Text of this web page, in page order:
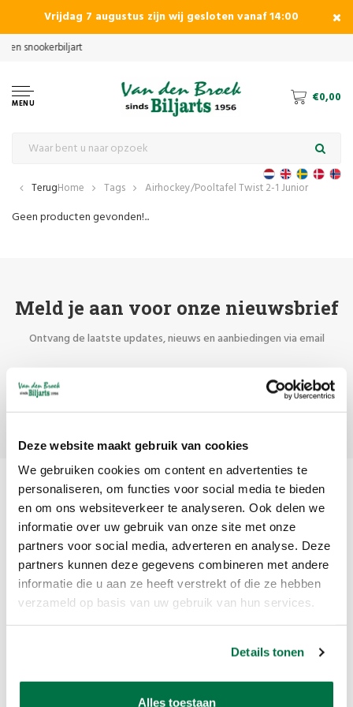
Deze website maakt gebruik van cookies
We gebruiken cookies om content en advertenties te
personaliseren, om functies voor social media te bieden
en om ons websiteverkeer te analyseren. Ook delen we
informatie over uw gebruik van onze site met onze
partners voor social media, adverteren en analyse. Deze
partners kunnen deze gegevens combineren met andere
informatie die u aan ze heeft verstrekt of die ze hebben
verzameld op basis van uw gebruik van hun services.
Details tonen
Alles toestaan
Vrijdag 7 augustus zijn wij gesloten vanaf 14:00
MENU €0,00
TerugHome Tags Airhockey/Pooltafel Twist 2-1 Junior
Geen producten gevonden!...
Meld je aan voor onze nieuwsbrief
Ontvang de laatste updates, nieuws en aanbiedingen via email
Abonneer
Van den Broek Biljarts staat voor kwaliteit, vakmanschap en service.
1332 AZ Almere